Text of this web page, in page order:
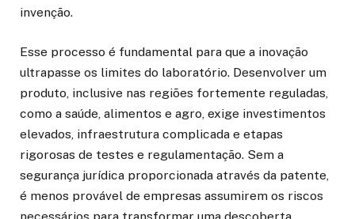
invenção.
Esse processo é fundamental para que a inovação
ultrapasse os limites do laboratório. Desenvolver um
produto, inclusive nas regiões fortemente reguladas,
como a saúde, alimentos e agro, exige investimentos
elevados, infraestrutura complicada e etapas
rigorosas de testes e regulamentação. Sem a
segurança jurídica proporcionada através da patente,
é menos provável de empresas assumirem os riscos